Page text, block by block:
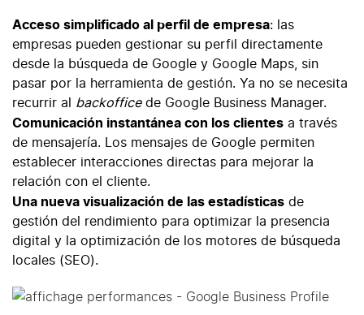
Acceso simplificado al perfil de empresa: las
empresas pueden gestionar su perfil directamente
desde la búsqueda de Google y Google Maps, sin
pasar por la herramienta de gestión. Ya no se necesita
recurrir al backofficede Google Business Manager.
Comunicación instantánea con los clientes a través
de mensajería. Los mensajes de Google permiten
establecer interacciones directas para mejorar la
relación con el cliente.
Una nueva visualización de las estadísticas de
gestión del rendimiento para optimizar la presencia
digital y la optimización de los motores de búsqueda
locales (SEO).